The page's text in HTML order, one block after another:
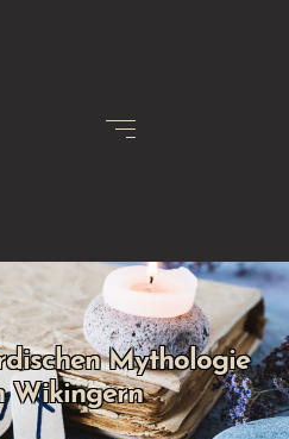
Mythologie
Wikingern